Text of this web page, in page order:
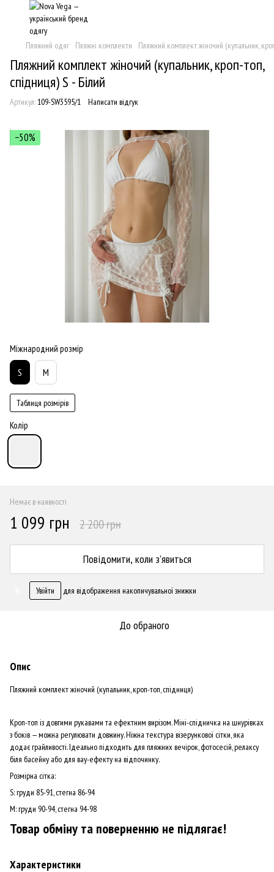
Пляжний одяг Пляжні комплекти Пляжний комплект жіночий (купальник,
Пляжний комплект жіночий (купальник, кроп-топ,
спідниця) S - Білий
Артикул: 109-SW3595/1 Написати відгук
−50%
Міжнародний розмір
S M
Таблиця розмірів
Колір
Немає в наявності
1 099 грн 2 200 грн
Повідомити, коли з'явиться
Увійти для відображення накопичувальної знижки
До обраного
Опис
Пляжний комплект жіночий (купальник, кроп-топ, спідниця)
Кроп-топ із довгими рукавами та ефектним вирізом. Міні-спідничка на шнурівках
з боків — можна регулювати довжину. Ніжна текстура візерункової сітки, яка
додає грайливості. Ідеально підходить для пляжних вечірок, фотосесій, релаксу
біля басейну або для вау-ефекту на відпочинку.
Розмірна сітка:
S: груди 85-91, стегна 86-94
М: груди 90-94, стегна 94-98
Товар обміну та поверненню не підлягає!
Характеристики